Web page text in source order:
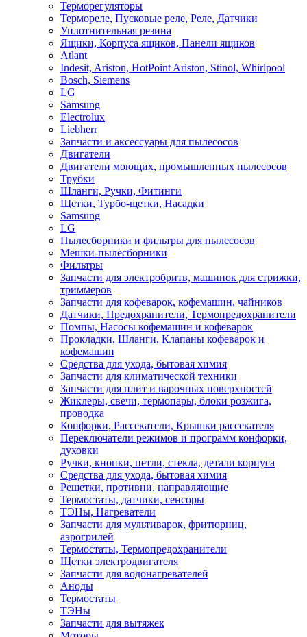
Терморегуляторы
Термореле, Пусковые реле, Реле, Датчики
Уплотнительная резина
Ящики, Корпуса ящиков, Панели ящиков
Atlant
Indesit, Ariston, HotPoint Ariston, Stinol, Whirlpool
Bosch, Siemens
LG
Samsung
Electrolux
Liebherr
Запчасти и аксессуары для пылесосов
Двигатели
Двигатели моющих, промышленных пылесосов
Трубки
Шланги, Ручки, Фитинги
Щетки, Турбо-щетки, Насадки
Samsung
LG
Пылесборники и фильтры для пылесосов
Мешки-пылесборники
Фильтры
Запчасти для электробритв, машинок для стрижки,
триммеров
Запчасти для кофеварок, кофемашин, чайников
Датчики, Предохранители, Термопредохранители
Помпы, Насосы кофемашин и кофеварок
Прокладки, Шланги, Клапаны кофеварок и
кофемашин
Средства для ухода, бытовая химия
Запчасти для климатической техники
Запчасти для плит и варочных поверхностей
Жиклеры, свечи, термопары, блоки розжига,
проводка
Конфорки, Рассекатели, Крышки рассекателя
Переключатели режимов и программ конфорки,
духовки
Ручки, кнопки, петли, стекла, детали корпуса
Средства для ухода, бытовая химия
Решетки, противни, направляющие
Термостаты, датчики, сенсоры
ТЭНы, Нагреватели
Запчасти для мультиварок, фритюрниц,
аэрогрилей
Термостаты, Термопредохранители
Щетки электродвигателя
Запчасти для водонагревателей
Аноды
Термостаты
ТЭНы
Запчасти для вытяжек